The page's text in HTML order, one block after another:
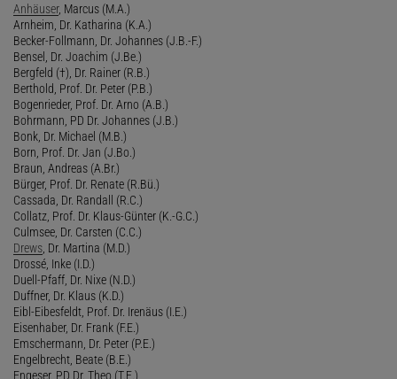
Anhäuser, Marcus (M.A.)
Arnheim, Dr. Katharina (K.A.)
Becker-Follmann, Dr. Johannes (J.B.-F.)
Bensel, Dr. Joachim (J.Be.)
Bergfeld (†), Dr. Rainer (R.B.)
Berthold, Prof. Dr. Peter (P.B.)
Bogenrieder, Prof. Dr. Arno (A.B.)
Bohrmann, PD Dr. Johannes (J.B.)
Bonk, Dr. Michael (M.B.)
Born, Prof. Dr. Jan (J.Bo.)
Braun, Andreas (A.Br.)
Bürger, Prof. Dr. Renate (R.Bü.)
Cassada, Dr. Randall (R.C.)
Collatz, Prof. Dr. Klaus-Günter (K.-G.C.)
Culmsee, Dr. Carsten (C.C.)
Drews , Dr. Martina (M.D.)
Drossé, Inke (I.D.)
Duell-Pfaff, Dr. Nixe (N.D.)
Duffner, Dr. Klaus (K.D.)
Eibl-Eibesfeldt, Prof. Dr. Irenäus (I.E.)
Eisenhaber, Dr. Frank (F.E.)
Emschermann, Dr. Peter (P.E.)
Engelbrecht, Beate (B.E.)
Engeser, PD Dr. Theo (T.E.)